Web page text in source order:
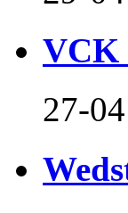
VCK
27-04